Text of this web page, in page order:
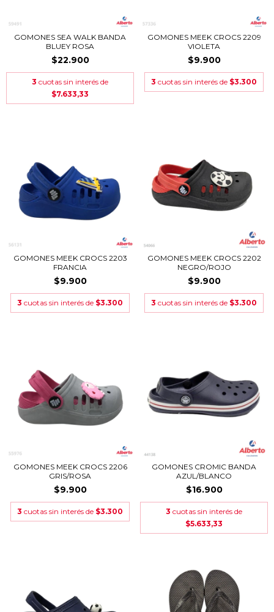
GOMONES SEA WALK BANDA
BLUEY ROSA
$22.900
3 cuotas sin interés de
$7.633,33
GOMONES MEEK CROCS 2209
VIOLETA
$9.900
3 cuotas sin interés de $3.300
GOMONES MEEK CROCS 2203
FRANCIA
$9.900
3 cuotas sin interés de $3.300
GOMONES MEEK CROCS 2202
NEGRO/ROJO
$9.900
3 cuotas sin interés de $3.300
GOMONES MEEK CROCS 2206
GRIS/ROSA
$9.900
3 cuotas sin interés de $3.300
GOMONES CROMIC BANDA
AZUL/BLANCO
$16.900
3 cuotas sin interés de
$5.633,33